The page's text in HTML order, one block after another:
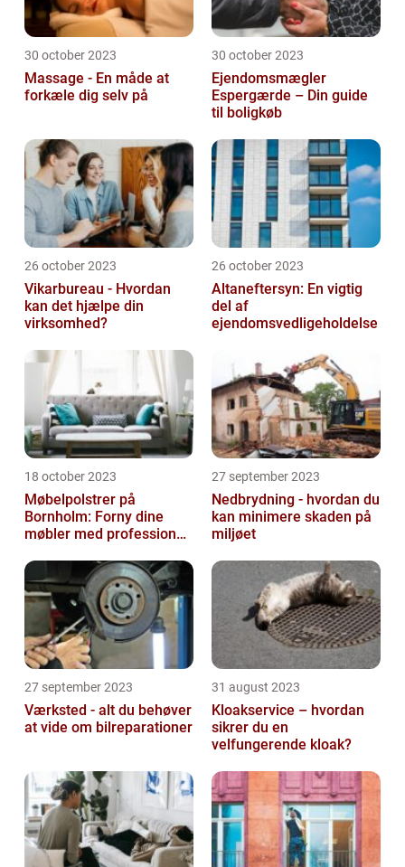
30 october 2023
Massage - En måde at
forkæle dig selv på
30 october 2023
Ejendomsmægler
Espergærde – Din guide
til boligkøb
26 october 2023
Vikarbureau - Hvordan
kan det hjælpe din
virksomhed?
26 october 2023
Altaneftersyn: En vigtig
del af
ejendomsvedligeholdelse
18 october 2023
Møbelpolstrer på
Bornholm: Forny dine
møbler med professionel
27 september 2023
Nedbrydning - hvordan du
kan minimere skaden på
miljøet
27 september 2023
Værksted - alt du behøver
at vide om bilreparationer
31 august 2023
Kloakservice – hvordan
sikrer du en
velfungerende kloak?